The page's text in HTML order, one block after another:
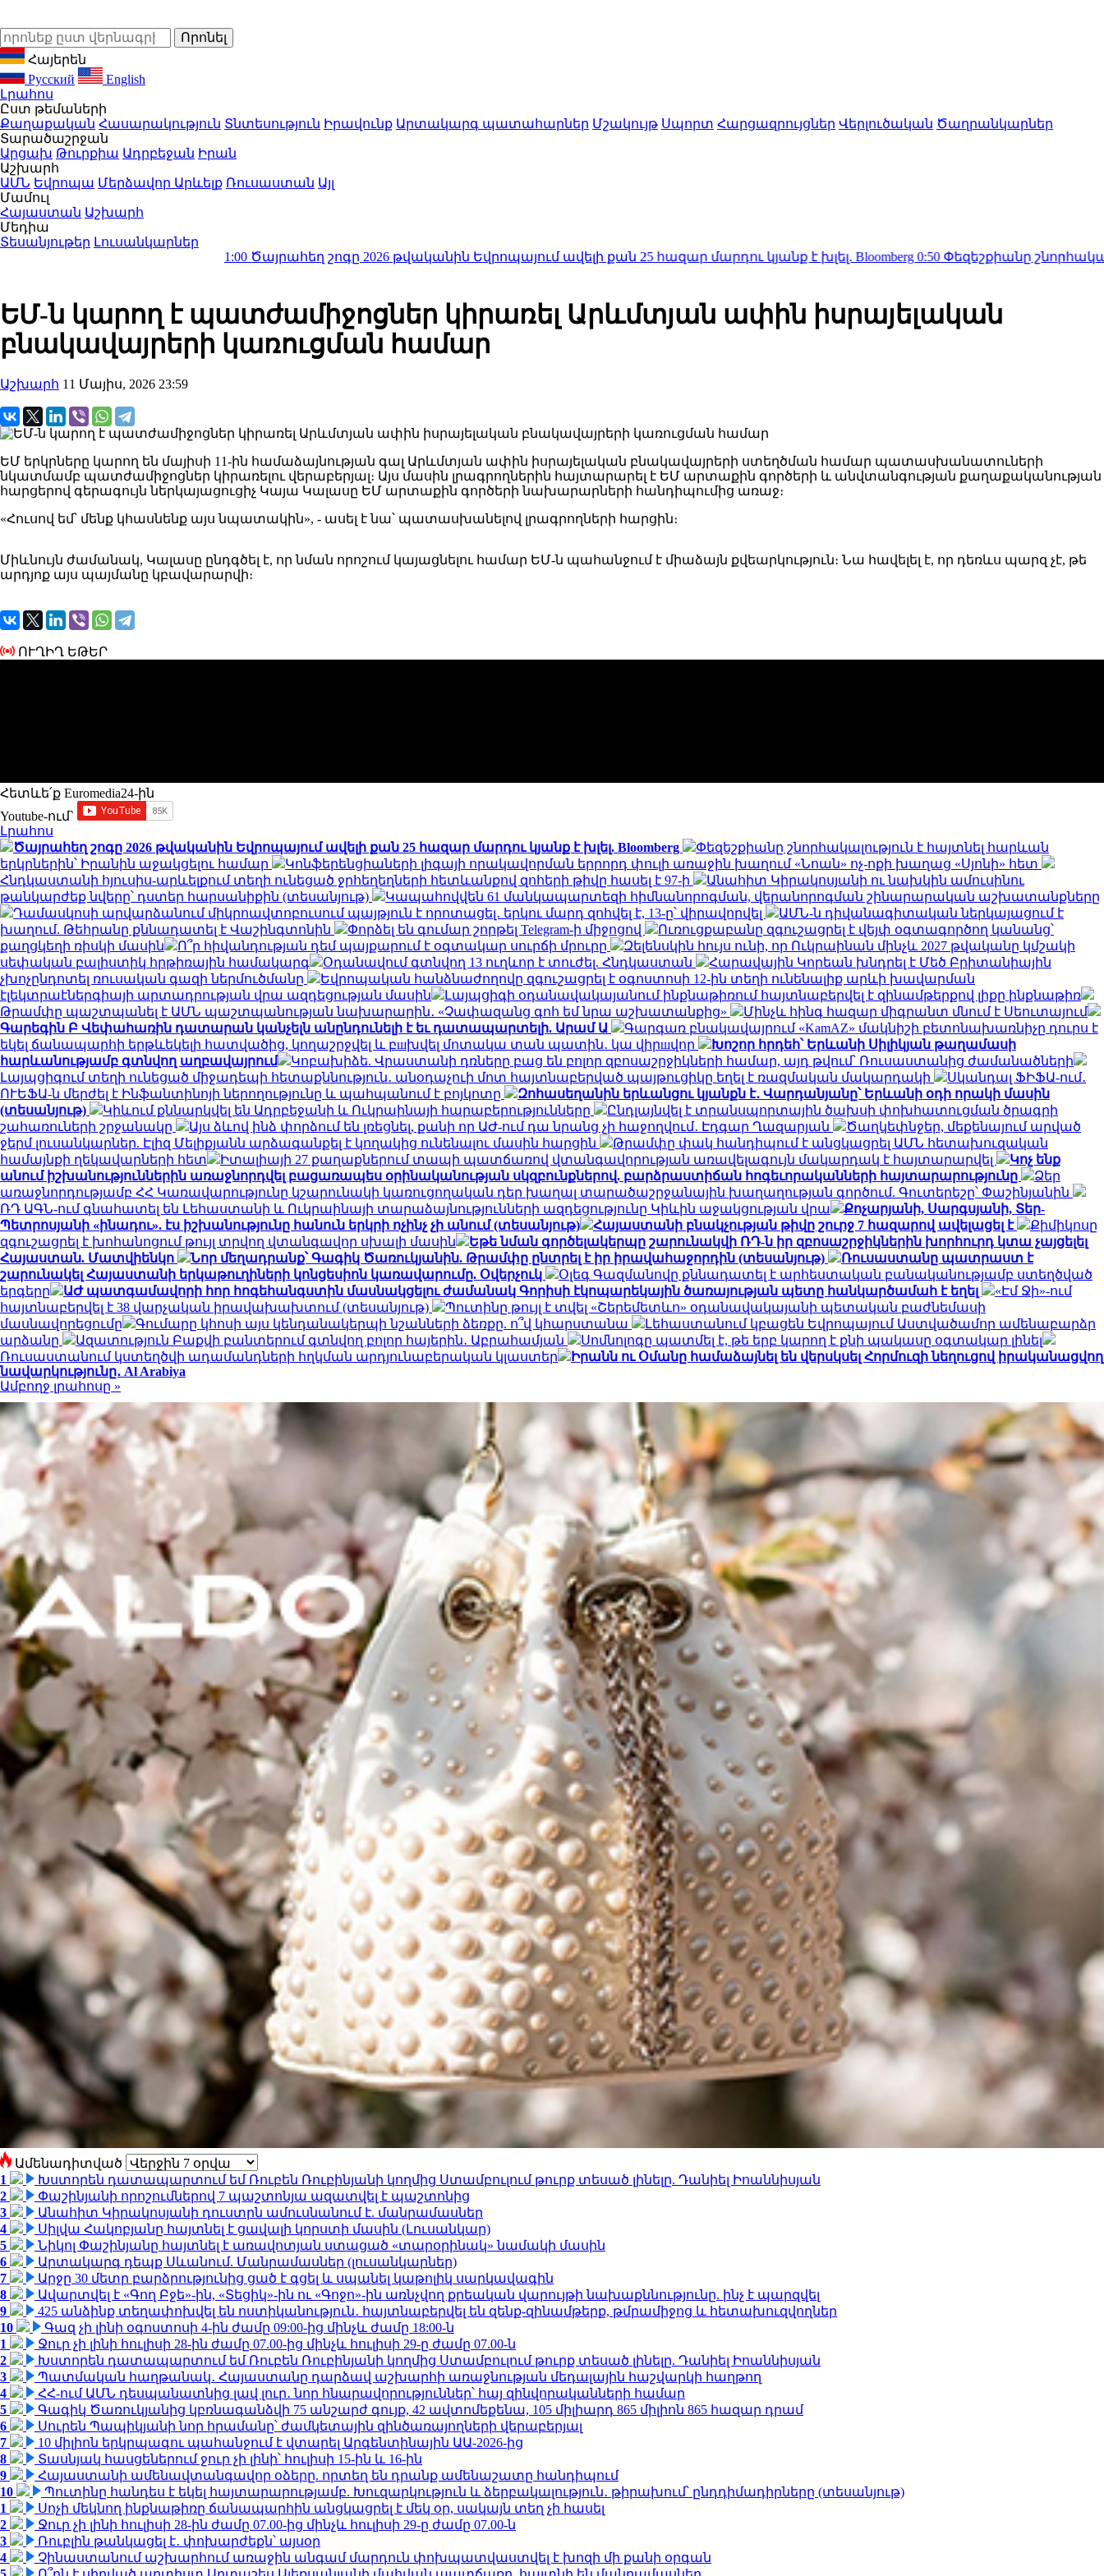
Հայերեն
Русский
English
Լրահոս
Ըստ թեմաների
Քաղաքական Հասարակություն Տնտեսություն Իրավունք Արտակարգ պատահարներ Մշակույթ Սպորտ Հարցազրույցներ Վերլուծական Ծաղրանկարներ
Տարածաշրջան
Արցախ Թուրքիա Ադրբեջան Իրան
Աշխարհ
ԱՄՆ Եվրոպա Մերձավոր Արևելք Ռուսաստան Այլ
Մամուլ
Հայաստան Աշխարհ
Մեդիա
Տեսանյութեր Լուսանկարներ
Ծայրահեղ շոգը 2026 թվականին Եվրոպայում ավելի քան 25 հազար մարդու կյանք է խլել. Bloomberg0:50Փեզեշքիանը շնորհակալություն
ԵՄ-ն կարող է պատժամիջոցներ կիրառել Արևմտյան ափին իսրայելական
բնակավայրերի կառուցման համար
Աշխարհ 11 Մայիս, 2026 23:59
ԵՄ երկրները կարող են մայիսի 11-ին համաձայնության գալ Արևմտյան ափին իսրայելական բնակավայրերի ստեղծման համար պատասխանատուների
նկատմամբ պատժամիջոցներ կիրառելու վերաբերյալ։ Այս մասին լրագրողներին հայտարարել է ԵՄ արտաքին գործերի և անվտանգության քաղաքականության
հարցերով գերագույն ներկայացուցիչ Կայա Կալասը ԵՄ արտաքին գործերի նախարարների հանդիպումից առաջ։
«Հուսով եմ՝ մենք կհասնենք այս նպատակին», - ասել է նա՝ պատասխանելով լրագրողների հարցին։
Միևնույն ժամանակ, Կալասը ընդգծել է, որ նման որոշում կայացնելու համար ԵՄ-ն պահանջում է միաձայն քվեարկություն։ Նա հավելել է, որ դեռևս պարզ չէ, թե
արդյոք այս պայմանը կբավարարվի։
ՈՒՂԻՂ ԵԹԵՐ
Հետևե՛ք Euromedia24-ին
Youtube-ում`
Լրահոս
Ծայրահեղ շոգը 2026 թվականին Եվրոպայում ավելի քան 25 հազար մարդու կյանք է խլել. Bloomberg
Փեզեշքիանը շնորհակալություն է հայտնել հարևան
երկրներին՝ Իրանին աջակցելու համար
Կոնֆերենցիաների լիգայի որակավորման երրորդ փուլի առաջին խաղում «Նոան» ոչ-ոքի խաղաց «Սյոնի» հետ
Հնդկաստանի հյուսիս-արևելքում տեղի ունեցած ջրհեղեղների հետևանքով զոհերի թիվը հասել է 97-ի
Անահիտ Կիրակոսյանի ու նախկին ամուսինու
թանկարժեք նվերը՝ դստեր հարսանիքին (տեսանյութ)
Կապահովվեն 61 մանկապարտեզի հիմնանորոգման, վերանորոգման շինարարական աշխատանքները
Դամասկոսի արվարձանում միկրոավտոբուսում պայթյուն է որոտացել․ երկու մարդ զոհվել է, 13-ը՝ վիրավորվել
ԱՄՆ-ն դիվանագիտական ներկայացում է
խաղում. Թեհրանը քննադատել է Վաշինգտոնին
Փորձել են գումար շորթել Telegram-ի միջոցով
Ուռուցքաբանը զգուշացրել է վեյփ օգտագործող կանանց՝
քաղցկեղի ռիսկի մասին
Ո՞ր հիվանդության դեմ պայքարում է օգտակար սուրճի մրուրը
Զելենսկին հույս ունի, որ Ուկրաինան մինչև 2027 թվականը կմշակի
սեփական բալիստիկ հրթիռային համակարգ
Օդանավում գտնվող 13 ուղևոր է տուժել. Հնդկաստան
Հարավային Կորեան խնդրել է Մեծ Բրիտանիային
չխոչընդոտել ռուսական գազի ներմուծմանը
Եվրոպական հանձնաժողովը զգուշացրել է օգոստոսի 12-ին տեղի ունենալիք արևի խավարման
էլեկտրաէներգիայի արտադրության վրա ազդեցության մասին
Լայպցիգի օդանավակայանում ինքնաթիռում հայտնաբերվել է զինամթերքով լիքը ինքնաթիռ
Թրամփը պաշտպանել է ԱՄՆ պաշտպանության նախարարին․ «Չափազանց գոհ եմ նրա աշխատանքից»
Մինչև հինգ հազար միգրանտ մնում է Սեուտայում
Գարեգին Բ Վեփահառին դատարան կանչելն անընդունելի է եւ դատապարտելի. Արամ Ա
Գարգառ բնակավայրում «KamAZ» մակնիշի բետոնախառնիչը դուրս է
եկել ճանապարհի երթևեկելի հատվածից, կողաշրջվել և բшխվել մոտակա տան պատին․ կա վիրшվոր
Խոշոր հրդեհ՝ Երևանի Սիլիկյան թաղամասի
հարևանությամբ գտնվող աղբավայրում
Կոբախիձե. Վրաստանի դռները բաց են բոլոր զբոսաշրջիկների համար, այդ թվում՝ Ռուսաստանից ժամանածների
Լայպցիգում տեղի ունեցած միջադեպի հետաքննություն․ անօդաչուի մոտ հայտնաբերված պայթուցիկը եղել է ռազմական մակարդակի
Սկանդալ ՖԻՖԱ-ում․
ՈՒԵՖԱ-ն մերժել է Ինֆանտինոյի ներողությունը և պահպանում է բոյկոտը
Զոհասեղանին երևանցու կյանքն է․ Վարդանյանը՝ Երևանի օդի որակի մասին
(տեսանյութ)
Կիևում քննարկվել են Ադրբեջանի և Ուկրաինայի հարաբերությունները
Ընդլայնվել է տրանսպորտային ծախսի փոխհատուցման ծրագրի
շահառուների շրջանակը
Այս ձևով ինձ փորձում են լռեցնել, քանի որ ԱԺ-ում դա նրանց չի հաջողվում․ Էդգար Ղազարյան
Ծաղկեփնջեր, մեքենայում արված
ջերմ լուսանկարներ. Էլիզ Մելիքյանն արձագանքել է կողակից ունենալու մասին հարցին
Թրամփը փակ հանդիպում է անցկացրել ԱՄՆ հետախուզական
համայնքի ղեկավարների հետ
Իտալիայի 27 քաղաքներում տապի պատճառով վտանգավորության առավելագույն մակարդակ է հայտարարվել
Կոչ ենք
անում իշխանություններին առաջնորդվել բացառապես օրինականության սկզբունքներով. բարձրաստիճան հոգեւորականների հայտարարությունը
Ձեր
առաջնորդությամբ ՀՀ Կառավարությունը կշարունակի կառուցողական դեր խաղալ տարածաշրջանային խաղաղության գործում. Գուտերեշը՝ Փաշինյանին
ՌԴ ԱԳՆ-ում գնահատել են Լեհաստանի և Ուկրաինայի տարաձայնությունների ազդեցությունը Կիևին աջակցության վրա
Քոչարյանի, Սարգսյանի, Տեր-
Պետրոսյանի «ինադու». էս իշխանությունը հանուն երկրի ոչինչ չի անում (տեսանյութ)
Հայաստանի բնակչության թիվը շուրջ 7 հազարով ավելացել է
Քիմիկոսը
զգուշացրել է խոհանոցում թույլ տրվող վտանգավոր սխալի մասին
Եթե նման գործելակերպը շարունակվի ՌԴ-ն իր զբոսաշրջիկներին խորհուրդ կտա չայցելել
Հայաստան. Մատվիենկո
Նոր մեղադրանք՝ Գագիկ Ծառուկյանին. Թրամփը ընտրել է իր իրավահաջորդին (տեսանյութ)
Ռուսաստանը պատրաստ է
շարունակել Հայաստանի երկաթուղիների կոնցեսիոն կառավարումը. Օվերչուկ
Օլեգ Գազմանովը քննադատել է արհեստական բանականությամբ ստեղծված
երգերը
ԱԺ պատգամավորի հոր հոգեհանգստին մասնակցելու ժամանակ Գորիսի էկոպարեկային ծառայության պետը հանկարծամահ է եղել
«Էմ Ջի»-ում
հայտնաբերվել է 38 վարչական իրավախախտում (տեսանյութ)
Պուտինը թույլ է տվել «Շերեմետևո» օդանավակայանի պետական բաժնեմասի
մասնավորեցումը
Գումարը կհոսի այս կենդանակերպի նշանների ձեռքը. ո՞վ կհարստանա
Լեհաստանում կբացեն Եվրոպայում Աստվածամոր ամենաբարձր
արձանը
Ազատություն Բաքվի բանտերում գտնվող բոլոր հայերին․ Աբրահամյան
Սոմնոլոգը պատմել է, թե երբ կարող է քնի պակասը օգտակար լինել
Ռուսաստանում կստեղծվի ադամանդների հղկման արդյունաբերական կլաստեր
Իրանն ու Օմանը համաձայնել են վերսկսել Հորմուզի նեղուցով իրականացվող
նավարկությունը․ Al Arabiya
Ամբողջ լրահոսը »
Ամենադիտված
1
Խստորեն դատապարտում եմ Ռուբեն Ռուբինյանի կողմից Ստամբուլում թուրք տեսած լինելը. Դանիել Իոաննիսյան
2
Փաշինյանի որոշումներով 7 պաշտոնյա ազատվել է պաշտոնից
3
Անահիտ Կիրակոսյանի դուստրն ամուսնանում է. մանրամասներ
4
Սիլվա Հակոբյանը հայտնել է ցավալի կորստի մասին (Լուսանկար)
5
Նիկոլ Փաշինյանը հայտնել է առավոտյան ստացած «տարօրինակ» նամակի մասին
6
Արտակարգ դեպք Սևանում. Մանրամասներ (լուսանկարներ)
7
Արջը 30 մետր բարձրությունից ցած է գցել և սպանել կաթոլիկ սարկավագին
8
Ավարտվել է «Գող Բջե»-ին, «Տեցիկ»-ին ու «Գոջո»-ին առնչվող քրեական վարույթի նախաքննությունը. ինչ է պարզվել
9
425 անձինք տեղափոխվել են ոստիկանություն․ հայտնաբերվել են զենք-զինամթերք, թմրամիջոց և հետախուզվողներ
10
Գազ չի լինի օգոստոսի 4-ին ժամը 09:00-ից մինչև ժամը 18:00-ն
1
Ջուր չի լինի հուլիսի 28-ին ժամը 07.00-ից մինչև հուլիսի 29-ը ժամը 07.00-ն
2
Խստորեն դատապարտում եմ Ռուբեն Ռուբինյանի կողմից Ստամբուլում թուրք տեսած լինելը. Դանիել Իոաննիսյան
3
Պատմական հաղթանակ․ Հայաստանը դարձավ աշխարհի առաջնության մեդալային հաշվարկի հաղթող
4
ՀՀ-ում ԱՄՆ դեսպանատնից լավ լուր․ նոր հնարավորություններ՝ հայ զինվորականների համար
5
Գագիկ Ծառուկյանից կբռնագանձվի 75 անշարժ գույք, 42 ավտոմեքենա, 105 միլիարդ 865 միլիոն 865 հազար դրամ
6
Սուրեն Պապիկյանի նոր հրամանը՝ ժամկետային զինծառայողների վերաբերյալ
7
10 միլիոն երկրպագու պահանջում է վտարել Արգենտինային ԱԱ-2026-ից
8
Տասնյակ հասցեներում ջուր չի լինի՝ հուլիսի 15-ին և 16-ին
9
Հայաստանի ամենավտանգավոր օձերը. որտեղ են դրանք ամենաշատը հանդիպում
10
Պուտինը հանդես է եկել հայտարարությամբ. Խուզարկություն և ձերբակալություն․ թիրախում՝ ընդդիմադիրները (տեսանյութ)
1
Սոչի մեկնող ինքնաթիռը ճանապարհին անցկացրել է մեկ օր, սակայն տեղ չի հասել
2
Ջուր չի լինի հուլիսի 28-ին ժամը 07.00-ից մինչև հուլիսի 29-ը ժամը 07.00-ն
3
Ռուբլին թանկացել է․ փոխարժեքն՝ այսօր
4
Չինաստանում աշխարհում առաջին անգամ մարդուն փոխպատվաստվել է խոզի մի քանի օրգան